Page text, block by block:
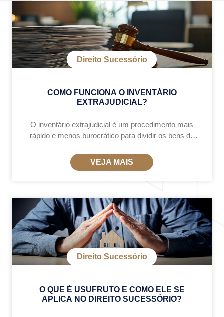
Direito Sucessório
COMO FUNCIONA O INVENTÁRIO
EXTRAJUDICIAL?
O inventário extrajudicial é um procedimento mais
rápido e menos burocrático para dividir os bens do
herdeiros concordam com a partilha
VEJA MAIS
Direito Sucessório
O QUE É USUFRUTO E COMO ELE SE
APLICA NO DIREITO SUCESSÓRIO?